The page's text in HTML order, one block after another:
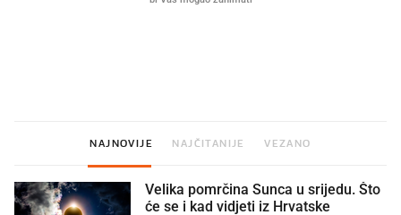
NAJNOVIJE NAJČITANIJE VEZANO
Velika pomrčina Sunca u srijedu. Što
će se i kad vidjeti iz Hrvatske